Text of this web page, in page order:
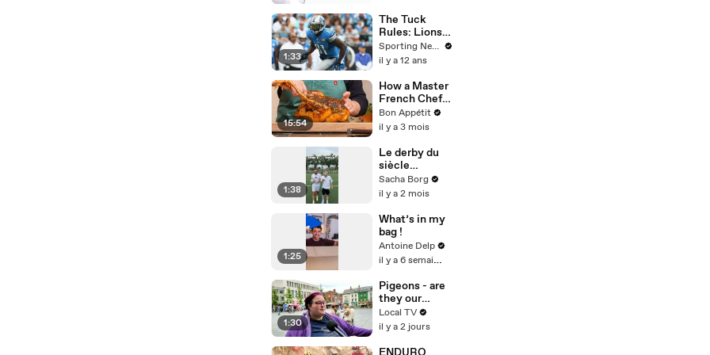
1:33
The Tuck
Rules: Lions
Calvin
Johnson and
Green injuries
are significant
Sporting News
il y a 12 ans
15:54
How a Master
French Chef
Makes Roast
Chicken at
Bon Appétit
il y a 3 mois
1:38
Le derby du
siècle
#football
#coupedumo
#footballchall
enge
Sacha Borg
il y a 2 mois
1:25
What’s in my
bag !
Antoine Delp
il y a 6 semaines
1:30
Pigeons - are
they our
feathered
friends or
Local TV
il y a 2 jours